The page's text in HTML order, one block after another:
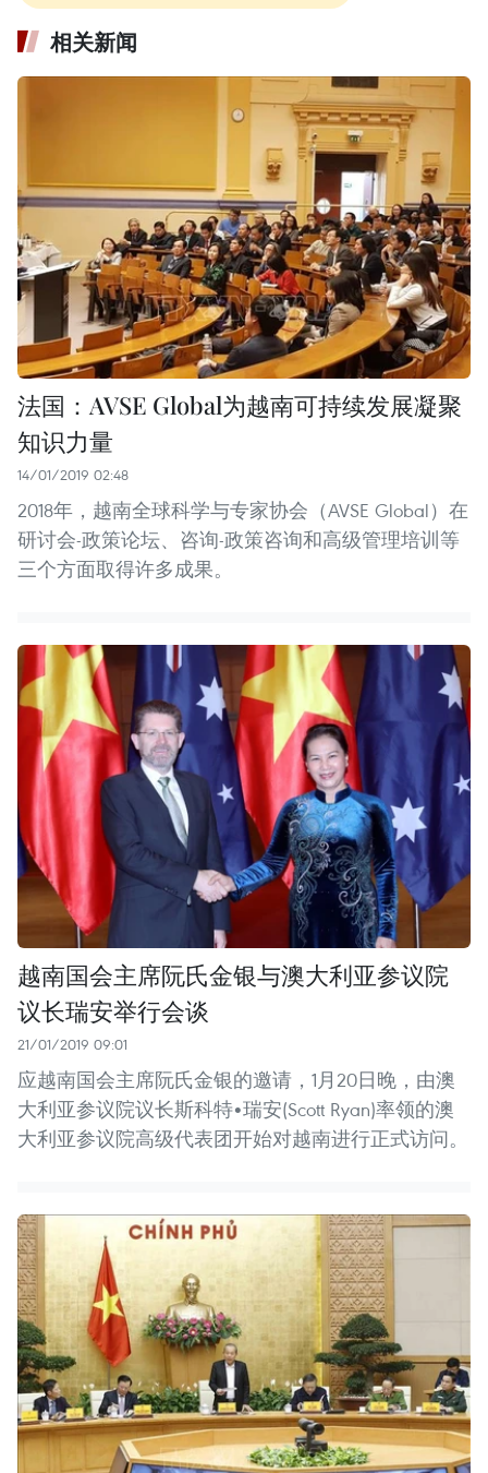
相关新闻
法国：AVSE Global为越南可持续发展凝聚
知识力量
14/01/2019 02:48
2018年，越南全球科学与专家协会（AVSE Global）在
研讨会-政策论坛、咨询-政策咨询和高级管理培训等
三个方面取得许多成果。
越南国会主席阮氏金银与澳大利亚参议院
议长瑞安举行会谈
21/01/2019 09:01
应越南国会主席阮氏金银的邀请，1月20日晚，由澳
大利亚参议院议长斯科特•瑞安(Scott Ryan)率领的澳
大利亚参议院高级代表团开始对越南进行正式访问。